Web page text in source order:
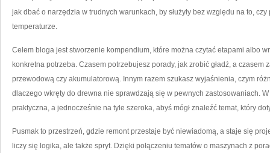
jak dbać o narzędzia w trudnych warunkach, by służyły bez względu na to,
temperaturze.
Celem bloga jest stworzenie kompendium, które można czytać etapami albo
konkretna potrzeba. Czasem potrzebujesz porady, jak zrobić gładź, a
przewodową czy akumulatorową. Innym razem szukasz wyjaśnienia, czym
dlaczego wkręty do drewna nie sprawdzają się w pewnych zastosowaniach.
praktyczna, a jednocześnie na tyle szeroka, abyś mógł znaleźć temat, który
Pusmak to przestrzeń, gdzie remont przestaje być niewiadomą, a staje się
liczy się logika, ale także spryt. Dzięki połączeniu tematów o maszynach z